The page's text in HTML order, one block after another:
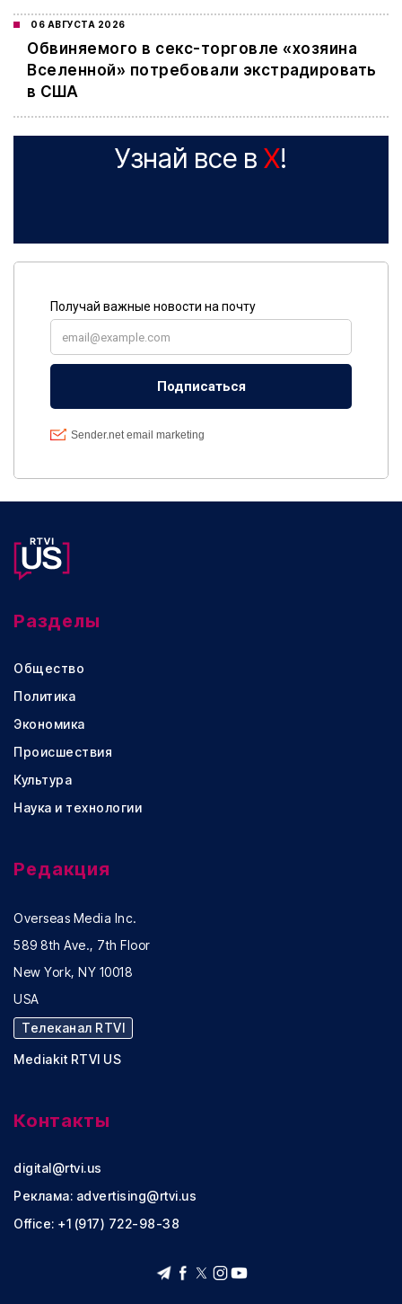
06 АВГУСТА 2026
Обвиняемого в секс-торговле «хозяина
Вселенной» потребовали экстрадировать
в США
Узнай все в X!
Разделы
Общество
Политика
Экономика
Происшествия
Культура
Наука и технологии
Редакция
Overseas Media Inc.
589 8th Ave., 7th Floor
New York, NY 10018
USA
Телеканал RTVI
Mediakit RTVI US
Контакты
digital@rtvi.us
Реклама: advertising@rtvi.us
Office: +1 (917) 722-98-38